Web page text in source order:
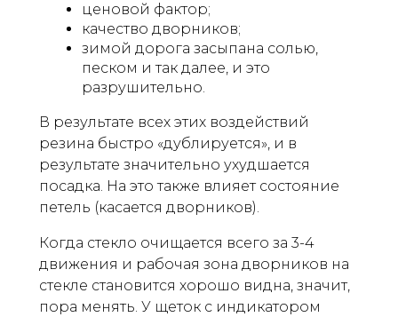
ценовой фактор;
качество дворников;
зимой дорога засыпана солью,
песком и так далее, и это
разрушительно.
В результате всех этих воздействий
резина быстро «дублируется», и в
результате значительно ухудшается
посадка. На это также влияет состояние
петель (касается дворников).
Когда стекло очищается всего за 3-4
движения и рабочая зона дворников на
стекле становится хорошо видна, значит,
пора менять. У щеток с индикатором